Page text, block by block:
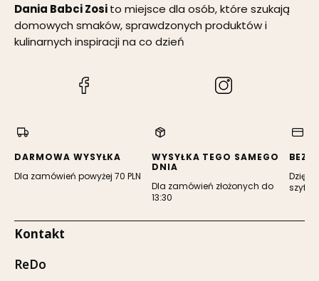
Dania Babci Zosito miejsce dla osób, które szukają
domowych smaków, sprawdzonych produktów i
kulinarnych inspiracji na co dzień
(Otwiera
DARMOWA WYSYŁKA
Dla zamówień powyżej 70 PLN
WYSYŁKA TEGO SAMEGO
DNIA
Dla zamówień złożonych do
13:30
Dzięki
Kontakt
ReDo